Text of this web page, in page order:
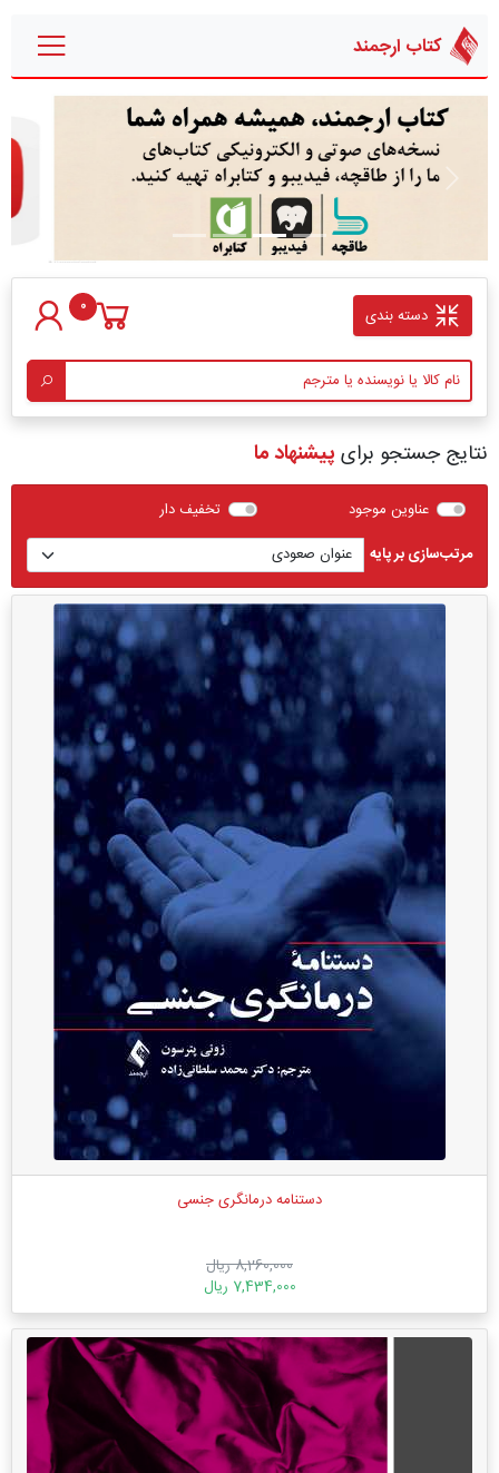
کتاب ارجمند
قبلی بعدی
دسته بندی 0
نتایج جستجو برای پیشنهاد ما
عناوین موجود
تخفیف دار
مرتب‌سازی بر پایه
دستنامه درمانگری جنسی
8,260,000 ریال
7,434,000 ریال